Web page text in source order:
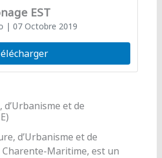
EST
| 07 Octobre 2019
d’Urbanisme et de
d’Urbanisme et de
Charente-Maritime, est un